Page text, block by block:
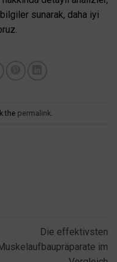
sunarak, daha iyi
the permalink
Die effektivsten
im